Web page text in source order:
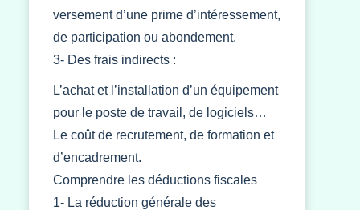
versement d’une prime d’intéressement,
de participation ou abondement.
3- Des frais indirects :
L’achat et l’installation d’un équipement
pour le poste de travail, de logiciels…
Le coût de recrutement, de formation et
d’encadrement.
Comprendre les déductions fiscales
1- La réduction générale des